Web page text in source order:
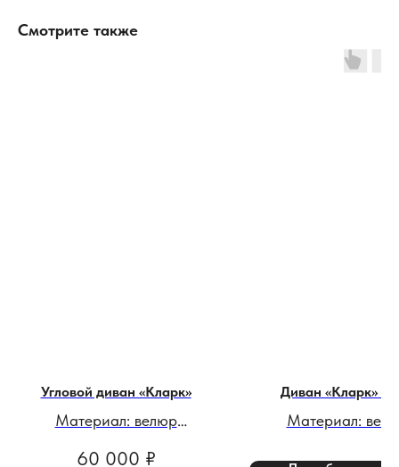
Смотрите также
Угловой диван «Кларк»
Материал: велюр
60 000 ₽
Диван «Кларк»
Материал: